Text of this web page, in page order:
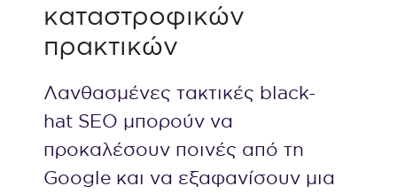
καταστροφικών
πρακτικών
Λανθασμένες τακτικές black-
hat SEO μπορούν να
προκαλέσουν ποινές από τη
Google και να εξαφανίσουν μια